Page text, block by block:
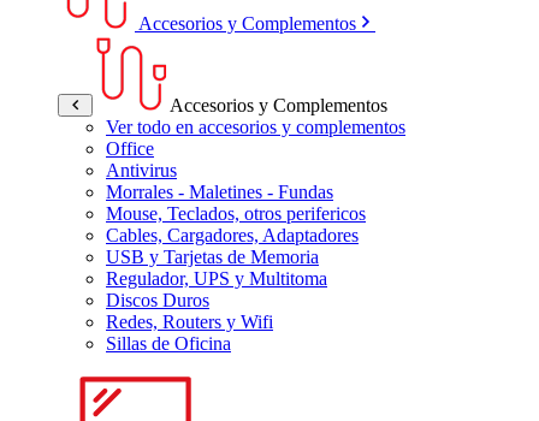
Accesorios y Complementos
Accesorios y Complementos
Ver todo en accesorios y complementos
Office
Antivirus
Morrales - Maletines - Fundas
Mouse, Teclados, otros perifericos
Cables, Cargadores, Adaptadores
USB y Tarjetas de Memoria
Regulador, UPS y Multitoma
Discos Duros
Redes, Routers y Wifi
Sillas de Oficina